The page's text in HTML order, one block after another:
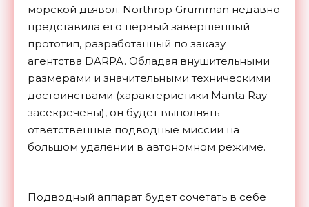
морской дьявол. Northrop Grumman недавно
представила его первый завершенный
прототип, разработанный по заказу
агентства DARPA. Обладая внушительными
размерами и значительными техническими
достоинствами (характеристики Manta Ray
засекречены), он будет выполнять
ответственные подводные миссии на
большом удалении в автономном режиме.
Подводный аппарат будет сочетать в себе